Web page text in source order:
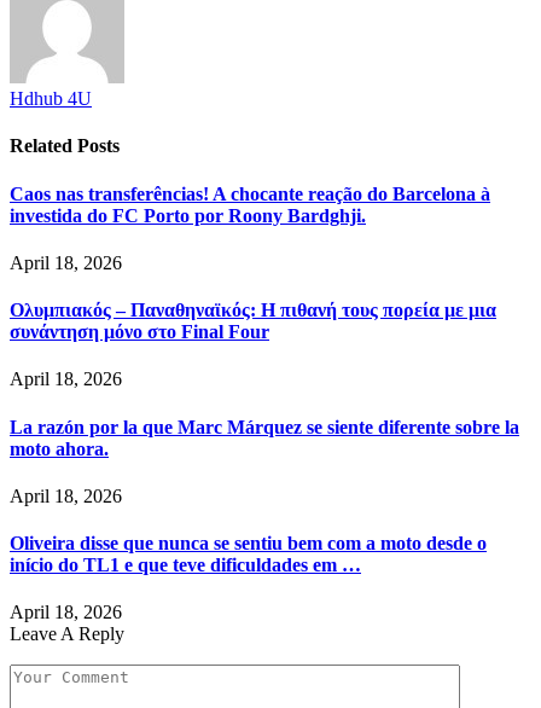
Hdhub 4U
Related Posts
Caos nas transferências! A chocante reação do Barcelona à
investida do FC Porto por Roony Bardghji.
April 18, 2026
Ολυμπιακός – Παναθηναϊκός: Η πιθανή τους πορεία με μια
συνάντηση μόνο στο Final Four
April 18, 2026
La razón por la que Marc Márquez se siente diferente sobre la
moto ahora.
April 18, 2026
Oliveira disse que nunca se sentiu bem com a moto desde o
início do TL1 e que teve dificuldades em …
April 18, 2026
Leave A Reply